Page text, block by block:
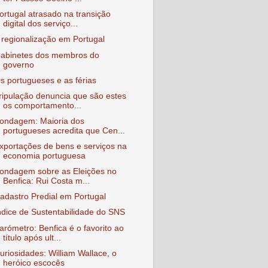
atrasado na transição
digital dos serviço...
regionalização em Portugal
dos membros do
governo
portugueses e as férias
denuncia que são estes
os comportamento...
Maioria dos
portugueses acredita que Cen...
de bens e serviços na
economia portuguesa
sobre as Eleições no
Benfica: Rui Costa m...
Predial em Portugal
de Sustentabilidade do SNS
Benfica é o favorito ao
título após ult...
William Wallace, o
heróico escocês